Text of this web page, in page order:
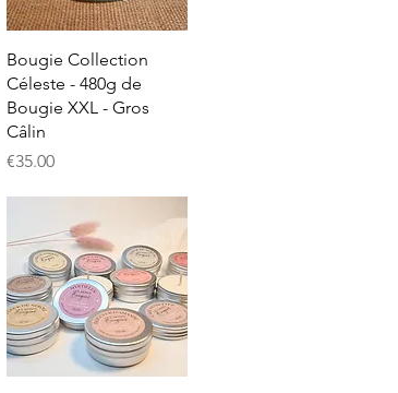
Quick View
Bougie Collection
Céleste - 480g de
Bougie XXL - Gros
Câlin
Price
€35.00